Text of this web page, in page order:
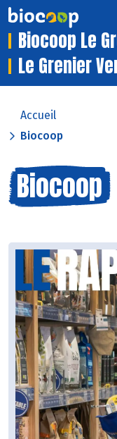
Biocoop Le
Le Grenier
Accueil
Biocoop
Biocoop